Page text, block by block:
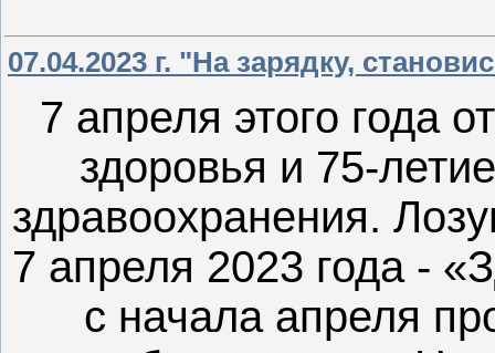
07.04.2023 г. "На зарядку,
7 апреля этого года
здоровья и 75-
здравоохранения.
7 апреля 2023 года -
с начала апреля